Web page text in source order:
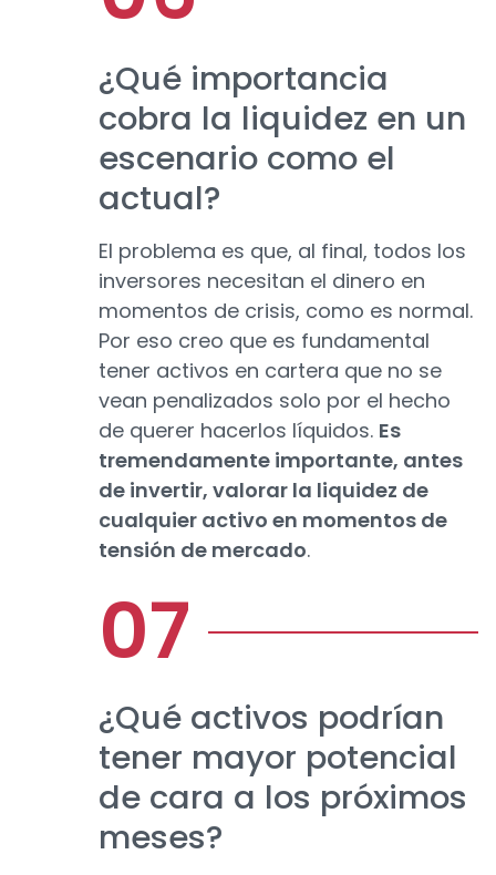
¿Qué importancia
cobra la liquidez en un
escenario como el
actual?
El problema es que, al final, todos los
inversores necesitan el dinero en
momentos de crisis, como es normal.
Por eso creo que es fundamental
tener activos en cartera que no se
vean penalizados solo por el hecho
de querer hacerlos líquidos. Es
tremendamente importante, antes
de invertir, valorar la liquidez de
cualquier activo en momentos de
tensión de mercado.
¿Qué activos podrían
tener mayor potencial
de cara a los próximos
meses?